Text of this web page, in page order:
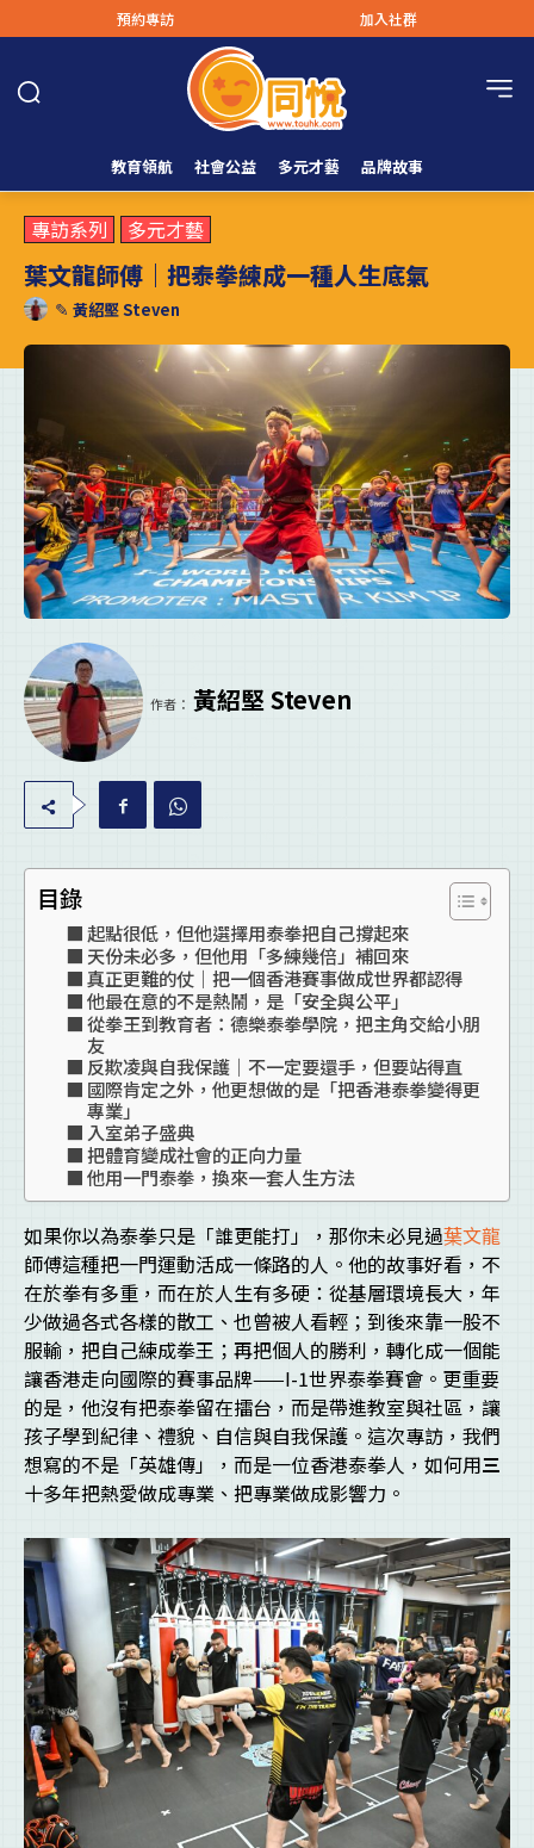
預約專訪 加入社群
教育領航 社會公益 多元才藝 品牌故事
專訪系列 多元才藝
葉文龍師傅｜把泰拳練成一種人生底氣
✎ 黃紹堅 Steven
作者： 黃紹堅 Steven
目錄
起點很低，但他選擇用泰拳把自己撐起來
天份未必多，但他用「多練幾倍」補回來
真正更難的仗｜把一個香港賽事做成世界都認得
他最在意的不是熱鬧，是「安全與公平」
從拳王到教育者：德樂泰拳學院，把主角交給小朋
友
反欺凌與自我保護｜不一定要還手，但要站得直
國際肯定之外，他更想做的是「把香港泰拳變得更
專業」
入室弟子盛典
把體育變成社會的正向力量
他用一門泰拳，換來一套人生方法
如果你以為泰拳只是「誰更能打」，那你未必見過葉文龍
師傅這種把一門運動活成一條路的人。他的故事好看，不
在於拳有多重，而在於人生有多硬：從基層環境長大，年
少做過各式各樣的散工、也曾被人看輕；到後來靠一股不
服輸，把自己練成拳王；再把個人的勝利，轉化成一個能
讓香港走向國際的賽事品牌——I-1世界泰拳賽會。更重要
的是，他沒有把泰拳留在擂台，而是帶進教室與社區，讓
孩子學到紀律、禮貌、自信與自我保護。這次專訪，我們
想寫的不是「英雄傳」，而是一位香港泰拳人，如何用三
十多年把熱愛做成專業、把專業做成影響力。